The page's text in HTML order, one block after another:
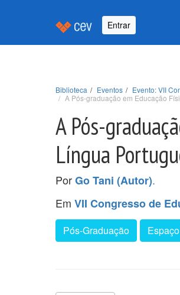
Entrar
Biblioteca Eventos
Evento: VII
A Pós-graduação em Educação
A Pós-
Língua
PorGo Tani (Autor).
Em VII Congresso de
Pós-Graduação Espaço